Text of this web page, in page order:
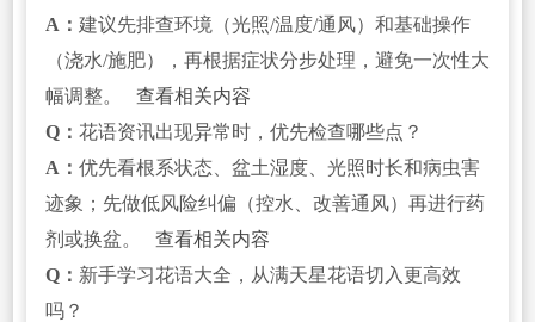
A： 建议先排查环境（光照/温度/通风）和基础操作
（浇水/施肥），再根据症状分步处理，避免一次性大
幅调整。
查看相关内容
Q： 花语资讯出现异常时，优先检查哪些点？
A： 优先看根系状态、盆土湿度、光照时长和病虫害
迹象；先做低风险纠偏（控水、改善通风）再进行药
剂或换盆。
查看相关内容
Q： 新手学习花语大全，从满天星花语切入更高效
吗？